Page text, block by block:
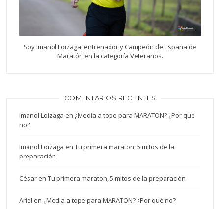
Soy Imanol Loizaga, entrenador y Campeón de España de
Maratón en la categoría Veteranos.
COMENTARIOS RECIENTES
Imanol Loizaga en ¿Media a tope para MARATON? ¿Por qué
no?
Imanol Loizaga enTu primera maraton, 5 mitos de la
preparación
Cèsar enTu primera maraton, 5 mitos de la preparación
Ariel en ¿Media a tope para MARATON? ¿Por qué no?